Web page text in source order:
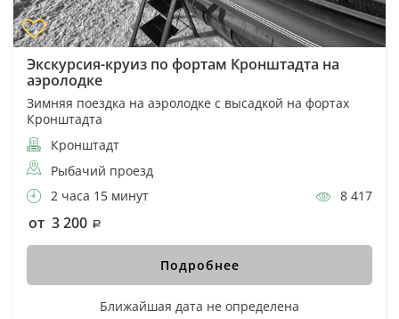
Экскурсия-круиз по фортам Кронштадта на
аэролодке
Зимняя поездка на аэролодке с высадкой на фортах
Кронштадта
Кронштадт
Рыбачий проезд
2 часа 15 минут
8 417
от 3 200
Подробнее
Ближайшая дата не определена